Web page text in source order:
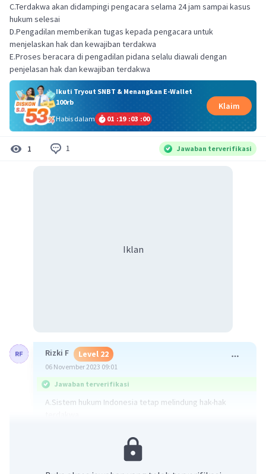
C.Terdakwa akan didampingi pengacara selama 24 jam sampai kasus
hukum selesai
D.Pengadilan memberikan tugas kepada pengacara untuk
menjelaskan hak dan kewajiban terdakwa
E.Proses beracara di pengadilan pidana selalu diawali dengan
penjelasan hak dan kewajiban terdakwa
Ikuti Tryout SNBT & Menangkan E-Wallet
100rb
Habis dalam
01 :19 :02 :59
Klaim
1 1 Jawaban terverifikasi
Iklan
Rizki F Level 22
06 November 2023 09:01
Jawaban terverifikasi
A.Sistem hukum Indonesia tetap melindung hak-hak
Dalam wacana disebutkan bahwa terdakwa dalam kasus
"pencucian uang" ditemani pengacara selama